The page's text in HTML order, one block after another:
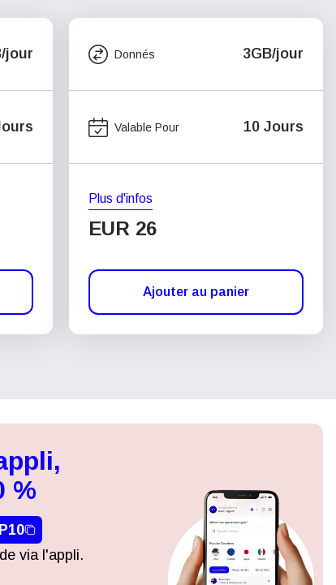
jour Donnés 3GB/jour
Valable Pour 10 Jours
Plus d'infos
EUR 26
Ajouter au panier
%
via l'appli.